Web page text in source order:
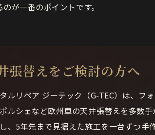
のが一番のポイントです。
張替えをご検討の方へ
ルリペア ジーテック（G-TEC）は、フ
ルシェなど欧州車の天井張替えを多数
、5年先まで見据えた施工を一台ずつ手